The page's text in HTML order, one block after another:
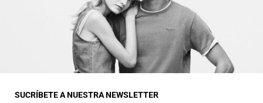
INFORMACIÓN GENERAL
22330 Ainsa (Huesca)
SUCRÍBETE A NUESTRA NEWSLETTER